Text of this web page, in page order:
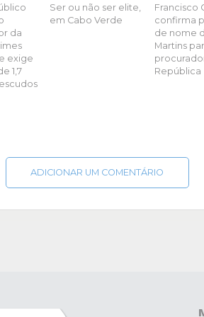
da
exige
1,7
Ser ou não ser elite,
em Cabo Verde
Francisco
confirma
de nome
Martins
República
ADICIONAR UM COMENTÁRIO